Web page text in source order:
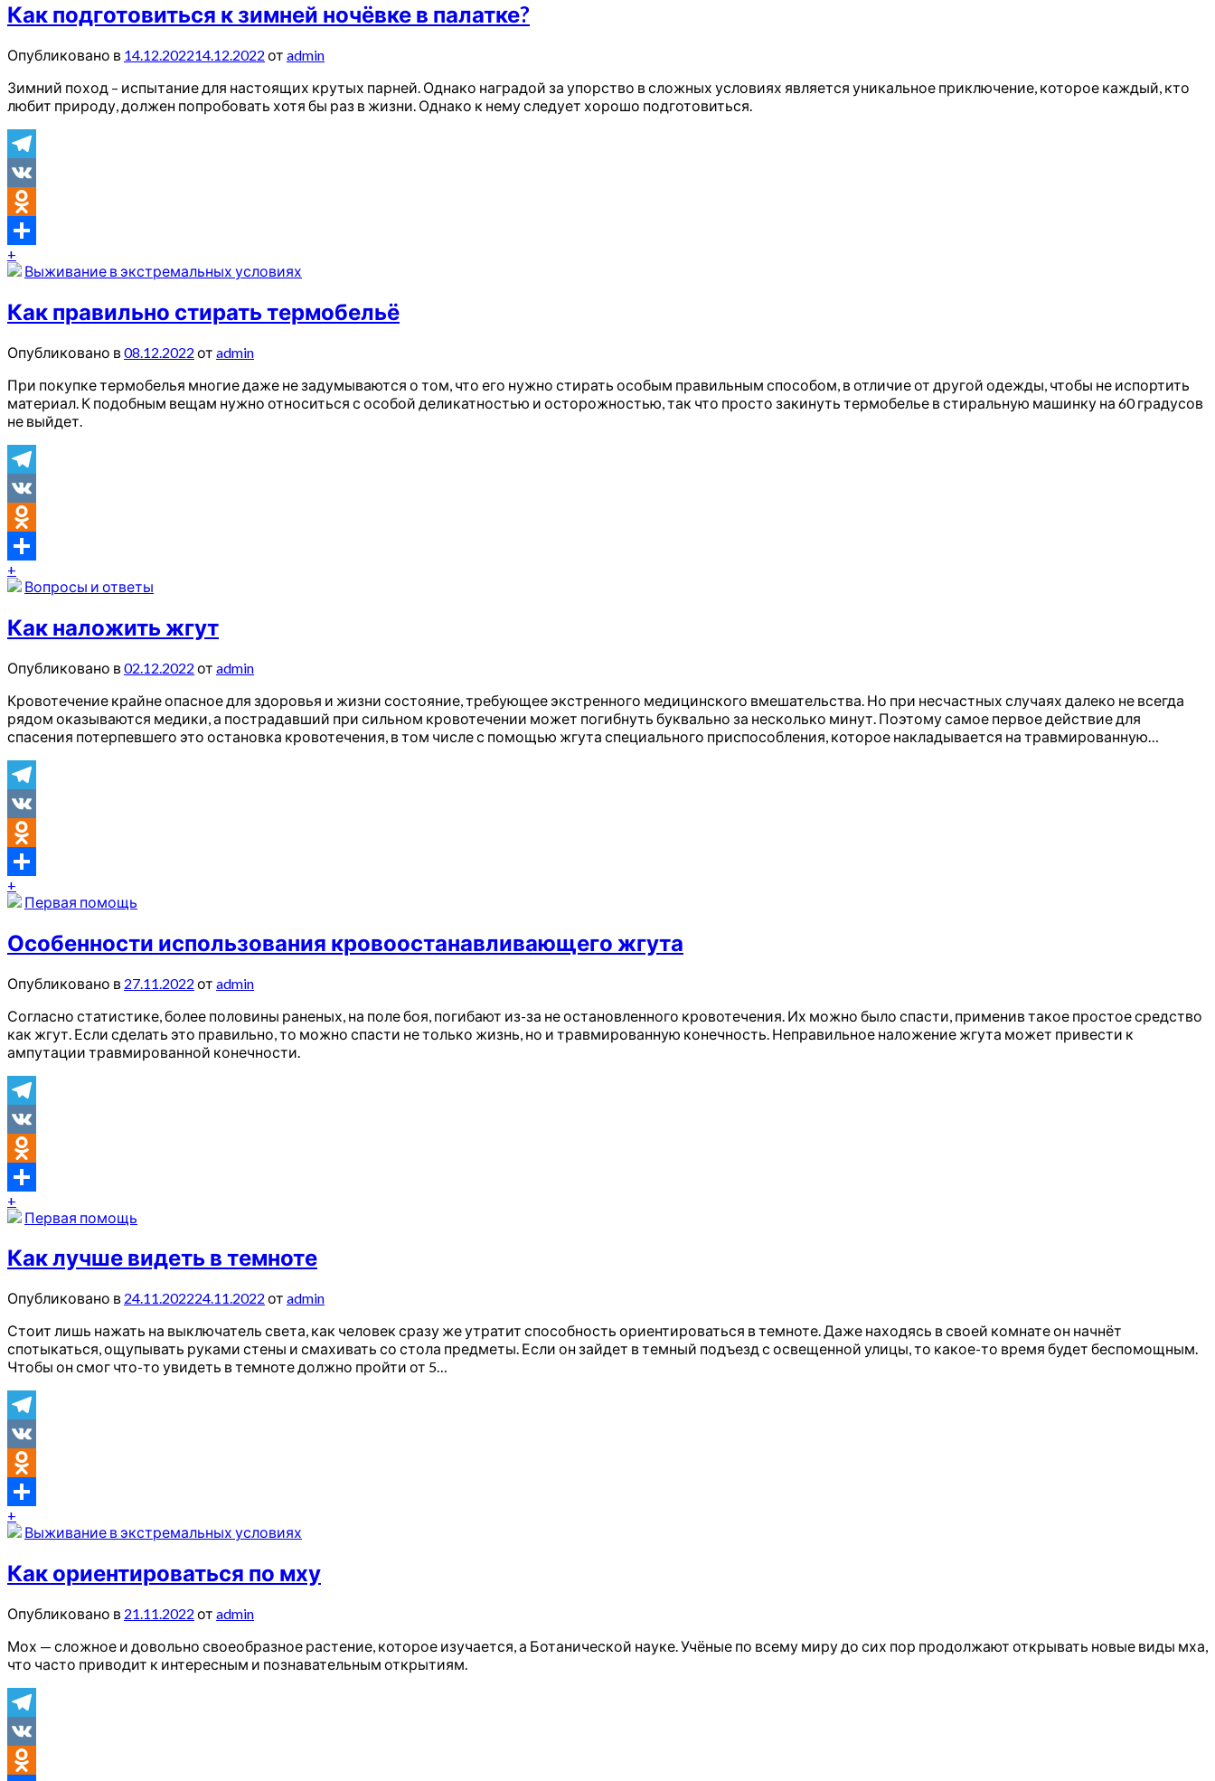
Как подготовиться к зимней ночёвке в палатке?
Опубликовано в 14.12.202214.12.2022 от admin
Зимний поход – испытание для настоящих крутых парней. Однако наградой за упорство в сложных условиях является уникальное приключение, которое каждый, кто
любит природу, должен попробовать хотя бы раз в жизни. Однако к нему следует хорошо подготовиться.
Telegram
VK
Odnoklassniki
Отправить
+
Выживание в экстремальных условиях
Как правильно стирать термобельё
Опубликовано в08.12.2022 от admin
При покупке термобелья многие даже не задумываются о том, что его нужно стирать особым правильным способом, в отличие от другой одежды, чтобы не испортить
материал. К подобным вещам нужно относиться с особой деликатностью и осторожностью, так что просто закинуть термобелье в стиральную машинку на 60 градусов
не выйдет.
Telegram
VK
Odnoklassniki
Отправить
+
Вопросы и ответы
Как наложить жгут
Опубликовано в02.12.2022 от admin
Кровотечение крайне опасное для здоровья и жизни состояние, требующее экстренного медицинского вмешательства. Но при несчастных случаях далеко не всегда
рядом оказываются медики, а пострадавший при сильном кровотечении может погибнуть буквально за несколько минут. Поэтому самое первое действие для
спасения потерпевшего это остановка кровотечения, в том числе с помощью жгута специального приспособления, которое накладывается на травмированную…
Telegram
VK
Odnoklassniki
Отправить
+
Первая помощь
Особенности использования кровоостанавливающего жгута
Опубликовано в 27.11.2022 от admin
Согласно статистике, более половины раненых, на поле боя, погибают из-за не остановленного кровотечения. Их можно было спасти, применив такое простое средство
как жгут. Если сделать это правильно, то можно спасти не только жизнь, но и травмированную конечность. Неправильное наложение жгута может привести к
ампутации травмированной конечности.
Telegram
VK
Odnoklassniki
Отправить
+
Первая помощь
Как лучше видеть в темноте
Опубликовано в 24.11.202224.11.2022 от admin
Стоит лишь нажать на выключатель света, как человек сразу же утратит способность ориентироваться в темноте. Даже находясь в своей комнате он начнёт
спотыкаться, ощупывать руками стены и смахивать со стола предметы. Если он зайдет в темный подъезд с освещенной улицы, то какое-то время будет беспомощным.
Чтобы он смог что-то увидеть в темноте должно пройти от 5…
Telegram
VK
Odnoklassniki
Отправить
+
Выживание в экстремальных условиях
Как ориентироваться по мху
Опубликовано в 21.11.2022 от admin
Мох — сложное и довольно своеобразное растение, которое изучается, а Ботанической науке. Учёные по всему миру до сих пор продолжают открывать новые виды мха,
что часто приводит к интересным и познавательным открытиям.
Telegram
VK